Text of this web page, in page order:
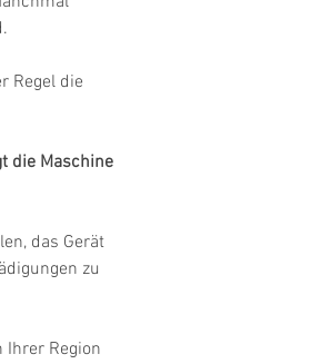
Regel die
die Maschine
das Gerät
zu
Region